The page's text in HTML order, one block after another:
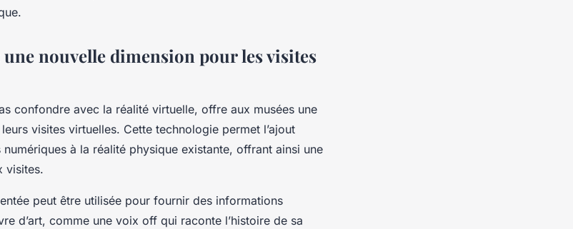
une nouvelle dimension pour les visites
confondre avec la réalité virtuelle, offre aux musées une
visites virtuelles. Cette technologie permet l’ajout
numériques à la réalité physique existante, offrant ainsi une
visites.
peut être utilisée pour fournir des informations
d’art, comme une voix off qui raconte l’histoire de sa